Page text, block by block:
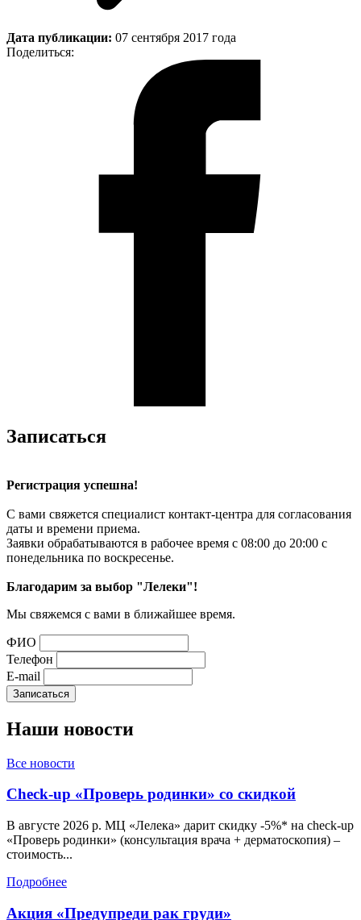
Дата публикации: 07 сентября 2017 года
Поделиться:
Записаться
Регистрация успешна!
С вами свяжется специалист контакт-центра для согласования
даты и времени приема.
Заявки обрабатываются в рабочее время с 08:00 до 20:00 с
понедельника по воскресенье.
Благодарим за выбор "Лелеки"!
Мы свяжемся с вами в ближайшее время.
ФИО
Телефон
E-mail
Наши новости
Все новости
Check-up «Проверь родинки» со скидкой
В августе 2026 р. МЦ «Лелека» дарит скидку -5%* на check-up
«Проверь родинки» (консультация врача + дерматоскопия) –
стоимость...
Подробнее
Акция «Предупреди рак груди»